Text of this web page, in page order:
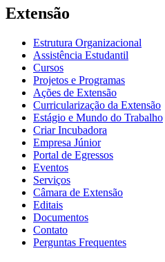
Extensão
Estrutura Organizacional
Assistência Estudantil
Cursos
Projetos e Programas
Ações de Extensão
Curricularização da Extensão
Estágio e Mundo do Trabalho
Criar Incubadora
Empresa Júnior
Portal de Egressos
Eventos
Serviços
Câmara de Extensão
Editais
Documentos
Contato
Perguntas Frequentes